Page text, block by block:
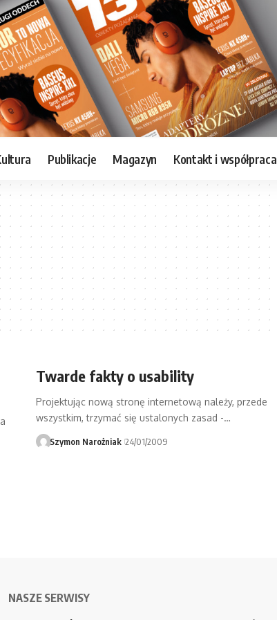
Publikacje Magazyn Kontakt i współpraca
Twarde fakty o usability
Projektując nową stronę internetową należy, przede
wszystkim, trzymać się ustalonych zasad -…
Szymon Narożniak 24/01/2009
NASZE SERWISY